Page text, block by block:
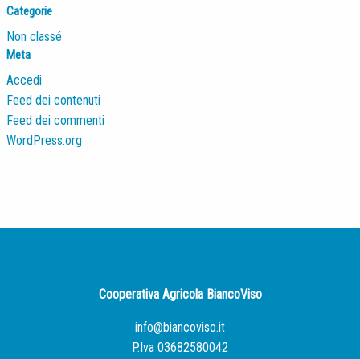
Categorie
Non classé
Meta
Accedi
Feed dei contenuti
Feed dei commenti
WordPress.org
Cooperativa Agricola BiancoViso
info@biancoviso.it
P.Iva 03682580042